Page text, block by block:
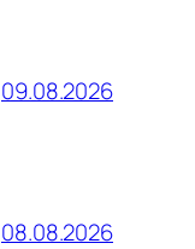
09.08.2026
08.08.2026